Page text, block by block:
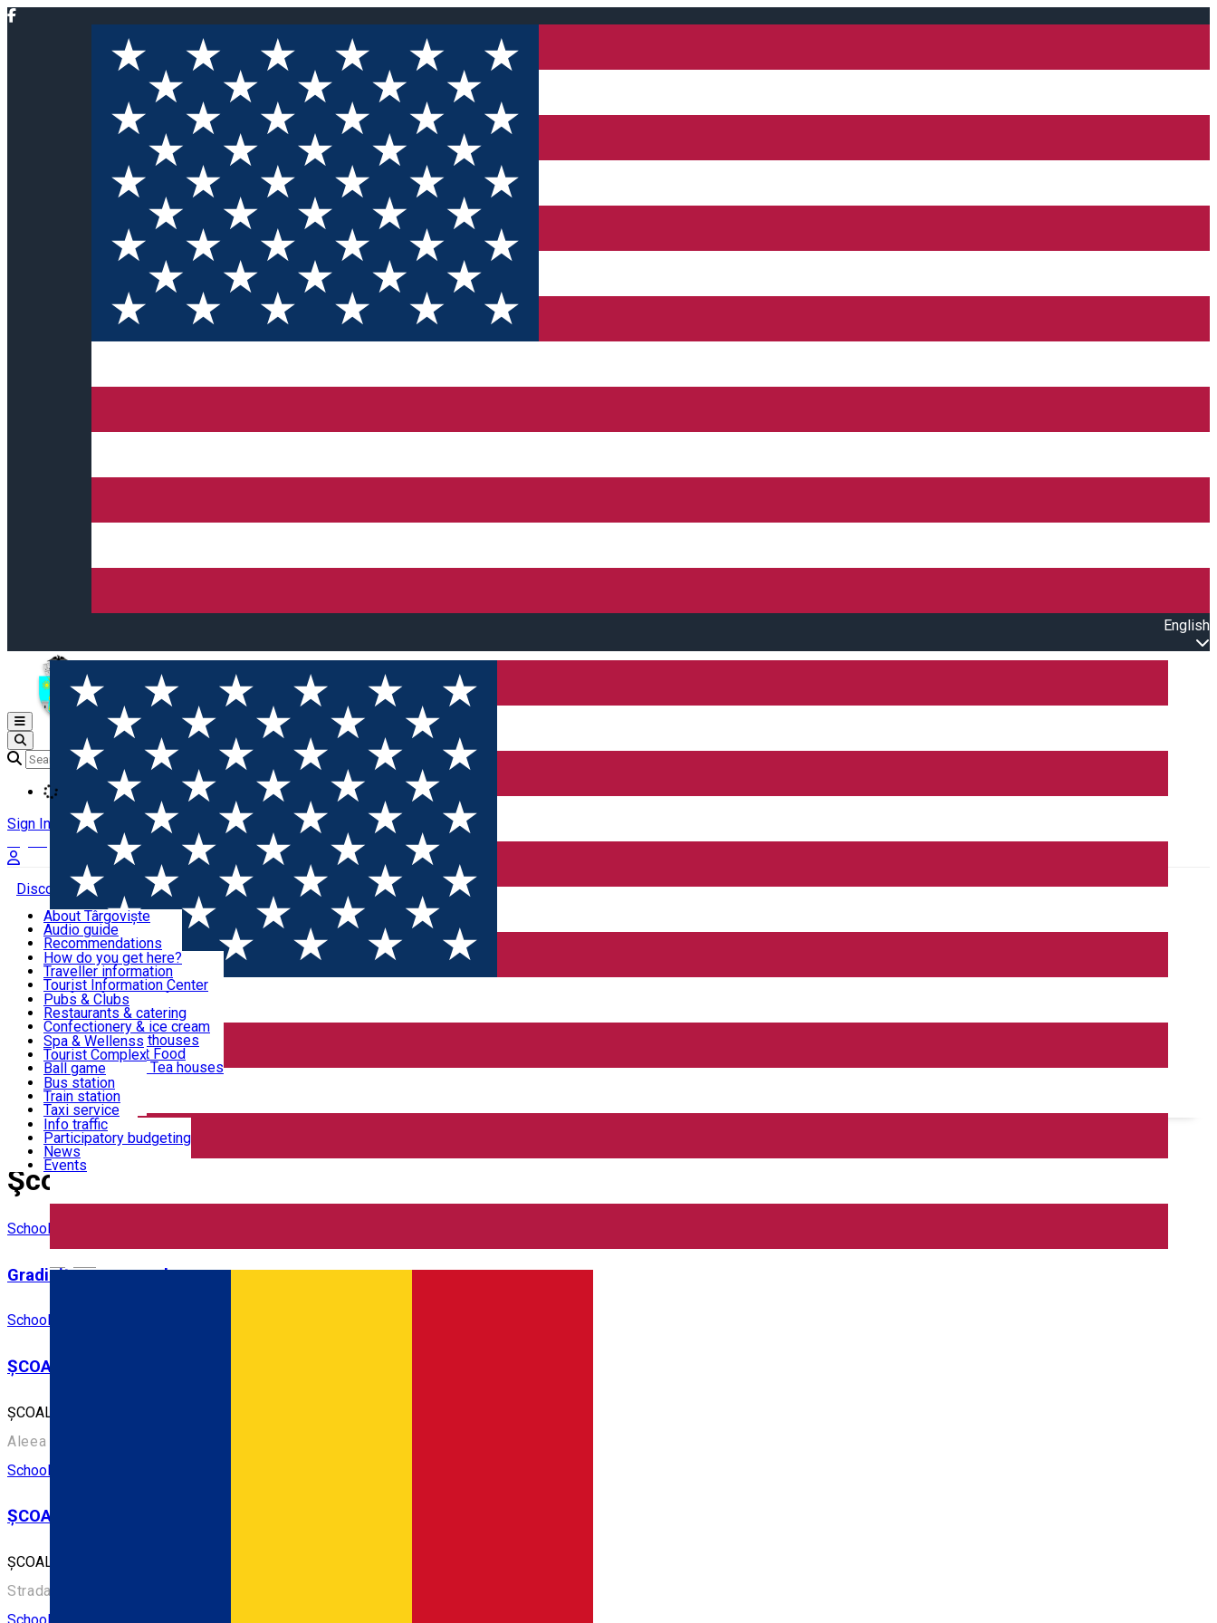
English
Open main menu
Sign In
Discover Târgoviște
Useful information!
Accommodation & Food
Activities
Transportation & Parking
We keep you informed!
About Târgoviște
Audio guide
Recommendations
Parks & Zoo
Church & monasteries
Art & culture
Event organizers
Legends and stories
Târgoviște in pictures
How do you get here?
Traveller information
Tourist Information Center
Useful information for locals
Community
Pubs & Clubs
Restaurants & catering
Confectionery & ice cream
Hotels and guesthouses
Pizzerias & Fast Food
Coffee places & Tea houses
Spa & Wellenss
Tourist Complex
Ball game
Swimming
Sport clubs
Playgrounds
Bus station
Train station
Taxi service
Rent a car
Car wash
Parking places
Info traffic
Participatory budgeting
News
Events
Home School
Şcoli gimnaziale
School
Gradinita carmen sylva
School
ȘCOALA GIMNAZIALĂ ”CORESI”
ȘCOALA GIMNAZIALĂ ”CORESI”
Aleea Trandafirilor 2, Târgoviște 130051, România
School
ȘCOALA GIMNAZIALĂ ”GRIGORE ALEXANDRESCU”
ȘCOALA GIMNAZIALĂ ”GRIGORE ALEXANDRESCU”
Strada Vasile Blendea, Târgoviște, România